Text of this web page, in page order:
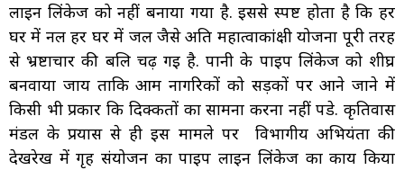
लाइन लिंकेज को नहीं बनाया गया है. इससे स्पष्ट होता है कि हर
घर में नल हर घर में जल जैसे अति महात्वाकांक्षी योजना पूरी तरह
से भ्रष्टाचार की बलि चढ़ गई है. पानी के पाइप लिंकेज को शीघ्र
बनवाया जाय ताकि आम नागरिकों को सड़कों पर आने जाने में
किसी भी प्रकार कि दिक्कतों का सामना करना नहीं पडे. कृतिवास
मंडल के प्रयास से ही इस मामले पर विभागीय अभियंता की
देखरेख में गृह संयोजन का पाइप लाइन लिंकेज का कार्य किया